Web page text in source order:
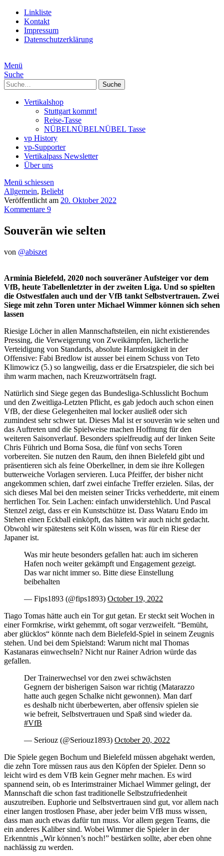
Linkliste
Kontakt
Impressum
Datenschutzerklärung
Menü
Suche
Suche
Vertikalshop
Stuttgart kommt!
Reise-Tasse
NÜBELNÜBELNÜBEL Tasse
vp History
vp-Supporter
Vertikalpass Newsletter
Über uns
Menü schiessen
Allgemein, Beliebt
Veröffentlicht am 20. Oktober 2022
Kommentare 9
Souverän wie selten
von @abiszet
Arminia Bielefeld, 2020 noch souveräner Aufsteiger vor dem
VfB, heute Tabellenletzter in der zweiten Liga. Und so spielten
die Ostwestfalen auch und der VfB tankt Selbstvertrauen. Zwei
Siege mit zehn Toren unter Michael Wimmer können sich sehen
lassen
Riesige Löcher in allen Mannschaftsteilen, ein nicht existierendes
Pressing, die Verweigerung von Zweikämpfen, lächerliche
Verteidigung von Standards, absolute Harmlosigkeit in der
Offensive: Fabi Bredlow ist ausser bei einem Schuss von Teto
Klimowicz (5.) so langweilig, dass er die Ersatzspieler, die sich bei
ihm warm machen, nach Kreuzworträtseln fragt.
Natürlich sind Siege gegen das Bundesliga-Schlusslicht Bochum
und den Zweitliga-Letzten Pflicht, es gab jedoch auch schon einen
VfB, der diese Gelegenheiten mal locker ausließ oder sich
zumindest sehr schwer tat. Dieses Mal ist er souverän wie selten und
das Auftreten und die Spielweise machen Hoffnung für den
weiteren Saisonverlauf. Besonders spielfreudig auf der linken Seite
Chris Führich und Borna Sosa, die fünf von sechs Toren
vorbereiten. Sie nutzen den Raum, den ihnen Bielefeld gibt und
präsentieren sich als feine Oberkellner, in dem sie ihre Kollegen
butterweiche Vorlagen servieren. Luca Pfeiffer, der bisher nicht
angekommen schien, darf zwei einfache Treffer erzielen. Silas, der
sich dieses Mal bei den meisten seiner Tricks verhedderte, mit einem
herrlichen Tor. Sein Lachen: einfach unwiderstehlich. Und Pascal
Stenzel zeigt, dass er ein Kunstschütze ist. Dass Wataru Endo im
Stehen einen Eckball einköpft, das hätten wir auch nicht gedacht.
Obwohl wir spätestens seit Köln wissen, was für ein Riese der
Japaner ist.
Was mir heute besonders gefallen hat: auch im sicheren
Hafen noch weiter gekämpft und Engagement gezeigt.
Das war nicht immer so. Bitte diese Einstellung
beibehalten
— Fips1893 (@fips1893) October 19, 2022
Tiago Tomas hätte auch ein Tor gut getan. Er steckt seit Wochen in
einer Formkrise, wirkt gehemmt, oft sogar verzweifelt. “Bemüht,
aber glücklos“ könnte nach dem Bielefeld-Spiel in seinem Zeugnis
stehen. Und bei dem Spielstand: Warum nicht mal Thomas
Kastanaras einwechseln? Nicht nur Rainer Adrion würde das
gefallen.
Der Trainerwechsel vor den zwei schwächsten
Gegnern der bisherigen Saison war richtig (Matarazzo
hatte auch gegen Schalke nicht gewonnen). Man darf
es deshalb nicht überbewerten, aber offensiv spielen sie
wie befreit, Selbstvertrauen und Spaß sind wieder da.
#VfB
— Seriouz (@Seriouz1893) October 20, 2022
Die Spiele gegen Bochum und Bielefeld müssen abgehakt werden,
die zehn Tore müssen raus aus den Köpfen der Spieler. Denn so
leicht wird es dem VfB kein Gegner mehr machen. Es wird
spannend sein, ob es Interimstrainer Michael Wimmer gelingt, der
Mannschaft die schon fast traditionelle Selbstzufriedenheit
auszutreiben. Euphorie und Selbstvertrauen sind gut, vor allem nach
einer langen trostlosen Phase, aber jeder beim VfB muss wissen,
dass man auch etwas dafür tun muss. Vor allem gegen Teams, die
ein anderes Kaliber sind. Wobei Wimmer die Spieler in der
Erkenntnis „Wir können’s noch!” bestärken sollte, aber eben ohne
nachlässig zu werden.